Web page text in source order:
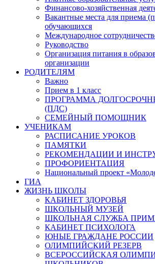
Финансово-хозяйственная
Вакантные места для приема
обучающихся
Международное
Руководство
Организация питания в
организации
РОДИТЕЛЯМ
Важно
Прием в 1 класс
ПРОГРАММА
(ПДС)
СЕМЕЙНЫЙ ПОМОЩНИК
УЧЕНИКАМ
РАСПИСАНИЕ УРОКОВ
ПАМЯТКИ
РЕКОМЕНДАЦИИ И
ПРОФОРИЕНТАЦИЯ
Национальный проект
ГИА
ЖИЗНЬ ШКОЛЫ
КАБИНЕТ ЗДОРОВЬЯ
ШКОЛЬНЫЙ МУЗЕЙ
ШКОЛЬНАЯ СЛУЖБА
КАБИНЕТ ПСИХОЛОГА
ЮНЫЕ ГРАЖДАНЕ РОССИИ
ОЛИМПИЙСКИЙ РЕЗЕРВ
ВСЕРОССИЙСКАЯ